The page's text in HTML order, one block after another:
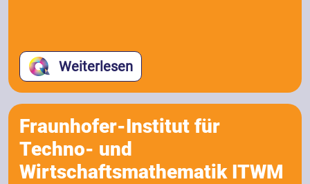
Weiterlesen
Fraunhofer-Institut für
Techno- und
Wirtschaftsmathematik ITWM